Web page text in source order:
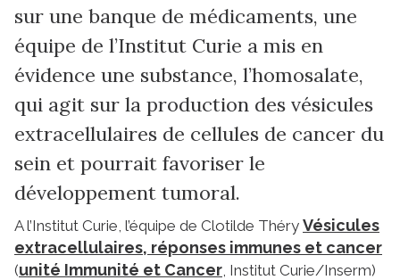
sur une banque de médicaments, une
équipe de l’Institut Curie a mis en
évidence une substance, l’homosalate,
qui agit sur la production des vésicules
extracellulaires de cellules de cancer du
sein et pourrait favoriser le
développement tumoral.
A l’Institut Curie, l’équipe de Clotilde Théry Vésicules
extracellulaires, réponses immunes et cancer
(unité Immunité et Cancer , Institut Curie/Inserm)